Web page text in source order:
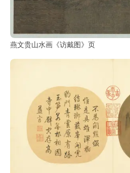
燕文贵山水画《访戴图》页